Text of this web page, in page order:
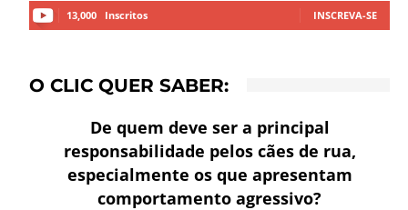
13,000 Inscritos INSCREVA-SE
O CLIC QUER SABER:
De quem deve ser a principal
responsabilidade pelos cães de rua,
especialmente os que apresentam
comportamento agressivo?